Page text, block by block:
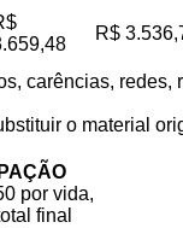
R$
carências,
o material
por vida,
final